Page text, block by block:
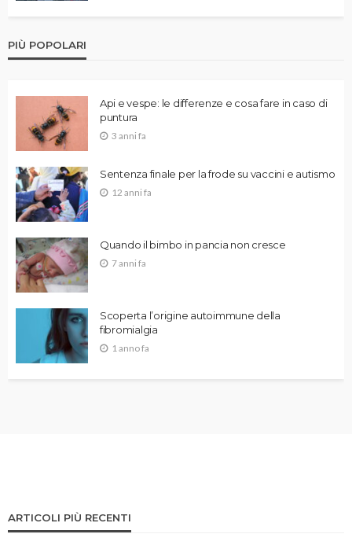
PIÙ POPOLARI
Api e vespe: le differenze e cosa fare in caso di
puntura
3 anni fa
Sentenza finale per la frode su vaccini e autismo
12 anni fa
Quando il bimbo in pancia non cresce
7 anni fa
Scoperta l’origine autoimmune della
fibromialgia
1 anno fa
ARTICOLI PIÙ RECENTI